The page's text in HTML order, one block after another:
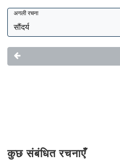
अगली रचना
सौंदर्य
कुछ संबंधित रचनाएँ